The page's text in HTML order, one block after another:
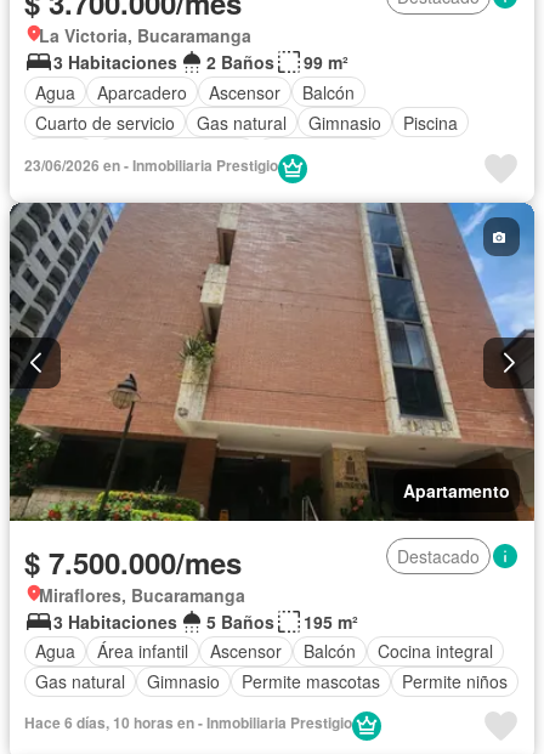
La Victoria, Bucaramanga
3 Habitaciones
2 Baños
99 m²
Agua
Aparcadero Ascensor
Balcón
Cuarto de servicio
Gas natural Gimnasio
Piscina
Permite niños
23/06/2026 en - Inmobiliaria Prestigio
Apartamento
$ 7.500.000/mes
Destacado
Miraflores, Bucaramanga
3 Habitaciones
5 Baños
195 m²
Agua
Área infantil Ascensor Balcón
Cocina integral
Gas natural
Gimnasio Permite mascotas Permite niños
Hace 6 días, 10 horas en - Inmobiliaria Prestigio